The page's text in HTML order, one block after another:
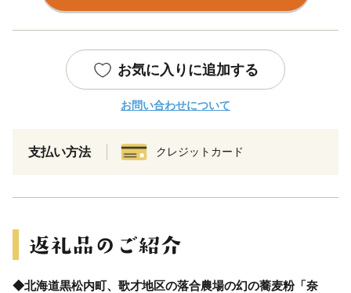
お気に入りに追加する
お問い合わせについて
支払い方法 クレジットカード
◆北海道黒松内町、歌才地区の落合農場の幻の蕎麦粉「奈